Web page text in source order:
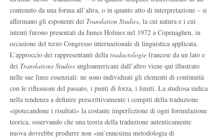
contenuto da una forma all’altra, o in quanto atto di interpretazione – si
affermano gli esponenti dei Translation Studies, la cui natura e i cui
intenti furono presentati da James Holmes nel 1972 a Copenaghen, in
occasione del terzo Congresso internazionale di linguistica applicata.
L’approccio dei rappresentanti della traductologie francese da un lato e
dei Translations Studies angloamericani dall’altro viene qui illustrato
nelle sue linee essenziali: ne sono individuati gli elementi di continuità
con le riflessioni del passato, i punti di forza, i limiti. La studiosa indica
nella tendenza a definire prescrittivamente i compiti della traduzione
«ipotecandone i risultati» la costante imperfezione di ogni formulazione
teorica, osservando che una teoria della traduzione autenticamente
nuova dovrebbe produrre non «un’ennesima metodologia di